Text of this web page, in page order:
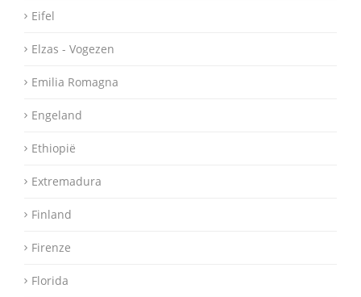
Eifel
Elzas - Vogezen
Emilia Romagna
Engeland
Ethiopië
Extremadura
Finland
Firenze
Florida